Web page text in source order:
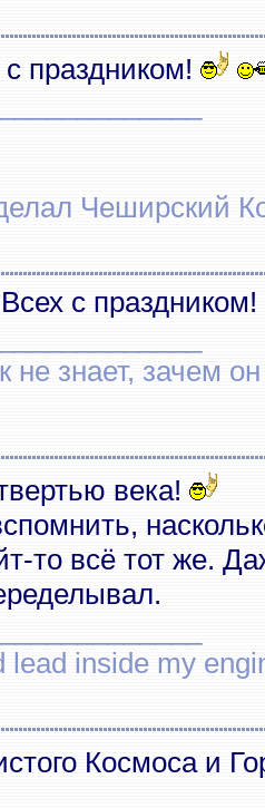
с праздником!
Чеширский
с праздником!
не знает, зачем
века!
то всё тот же.
lead inside my
Космоса и